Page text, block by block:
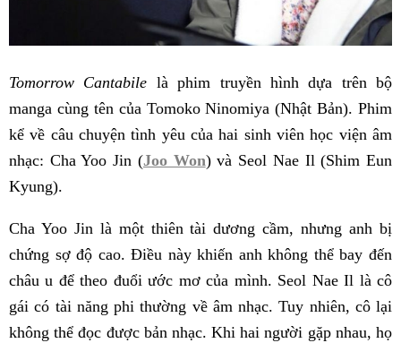
Tomorrow Cantabile là phim truyền hình dựa trên bộ
manga cùng tên của Tomoko Ninomiya (Nhật Bản). Phim
kể về câu chuyện tình yêu của hai sinh viên học viện âm
nhạc: Cha Yoo Jin (Joo Won) và Seol Nae Il (Shim Eun
Kyung).
Cha Yoo Jin là một thiên tài dương cầm, nhưng anh bị
chứng sợ độ cao. Điều này khiến anh không thể bay đến
châu u để theo đuổi ước mơ của mình. Seol Nae Il là cô
gái có tài năng phi thường về âm nhạc. Tuy nhiên, cô lại
không thể đọc được bản nhạc. Khi hai người gặp nhau, họ